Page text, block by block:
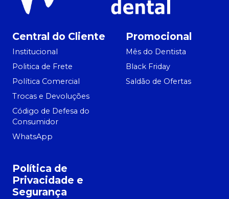
Central do Cliente
Institucional
Politica de Frete
Política Comercial
Trocas e Devoluções
Código de Defesa do
Consumidor
WhatsApp
Promocional
Mês do Dentista
Black Friday
Saldão de Ofertas
Política de
Privacidade e
Segurança